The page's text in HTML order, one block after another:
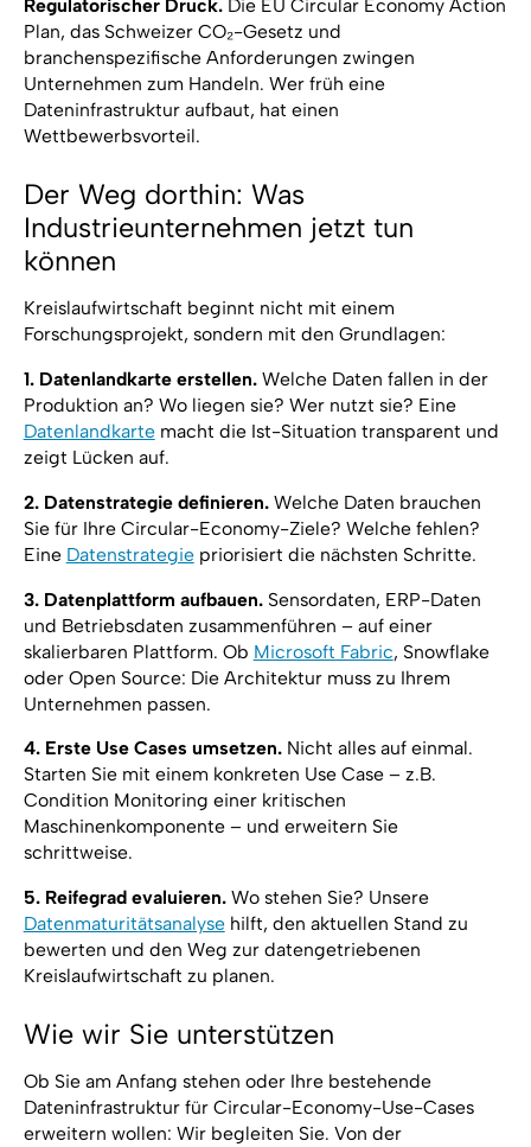
Regulatorischer Druck.Die EU Circular Economy Action
Plan, das Schweizer CO₂-Gesetz und
branchenspezifische Anforderungen zwingen
Unternehmen zum Handeln. Wer früh eine
Dateninfrastruktur aufbaut, hat einen
Wettbewerbsvorteil.
Der Weg dorthin: Was
Industrieunternehmen jetzt tun
können
Kreislaufwirtschaft beginnt nicht mit einem
Forschungsprojekt, sondern mit den Grundlagen:
1. Datenlandkarte erstellen.Welche Daten fallen in der
Produktion an? Wo liegen sie? Wer nutzt sie? Eine
Datenlandkartemacht die Ist-Situation transparent und
zeigt Lücken auf.
2. Datenstrategie definieren.Welche Daten brauchen
Sie für Ihre Circular-Economy-Ziele? Welche fehlen?
Eine Datenstrategiepriorisiert die nächsten Schritte.
3. Datenplattform aufbauen.Sensordaten, ERP-Daten
und Betriebsdaten zusammenführen – auf einer
skalierbaren Plattform. Ob Microsoft Fabric, Snowflake
oder Open Source: Die Architektur muss zu Ihrem
Unternehmen passen.
4. Erste Use Cases umsetzen.Nicht alles auf einmal.
Starten Sie mit einem konkreten Use Case – z.B.
Condition Monitoring einer kritischen
Maschinenkomponente – und erweitern Sie
schrittweise.
5. Reifegrad evaluieren.Wo stehen Sie? Unsere
Datenmaturitätsanalysehilft, den aktuellen Stand zu
bewerten und den Weg zur datengetriebenen
Kreislaufwirtschaft zu planen.
Wie wir Sie unterstützen
Ob Sie am Anfang stehen oder Ihre bestehende
Dateninfrastruktur für Circular-Economy-Use-Cases
erweitern wollen: Wir begleiten Sie. Von der